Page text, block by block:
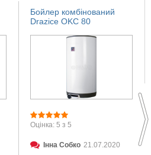
Бойлер комбінований
Drazice OKC 80
Оцінка: 5 з 5
Інна Собко 21.07.2020